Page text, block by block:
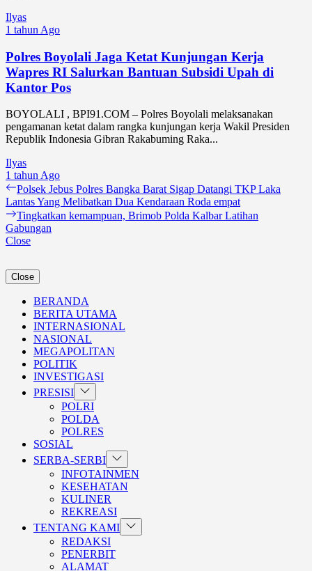
Ilyas
1 tahun Ago
Polres Boyolali Jaga Ketat Kunjungan Kerja
Wapres RI Salurkan Bantuan Subsidi Upah di
Kantor Pos
BOYOLALI , BPI91.COM – Polres Boyolali melaksanakan
pengamanan ketat dalam rangka kunjungan kerja Wakil Presiden
Republik Indonesia Gibran Rakabuming Raka...
Ilyas
1 tahun Ago
Navigasi
pos
Previous
post:
Polsek Jebus Polres Bangka Barat Sigap Datangi TKP Laka
Lantas Yang Melibatkan Dua Kendaraan Roda empat
Next
post:
Tingkatkan kemampuan, Brimob Polda Kalbar Latihan
Gabungan
Close
Close
BERANDA
BERITA UTAMA
INTERNASIONAL
NASIONAL
MEGAPOLITAN
POLITIK
INVESTIGASI
PRESISI Show
sub
menu
POLRI
POLDA
POLRES
SOSIAL
SERBA-SERBI Show
sub
menu
INFOTAINMEN
KESEHATAN
KULINER
REKREASI
TENTANG KAMI Show
sub
REDAKSI
PENERBIT
ALAMAT